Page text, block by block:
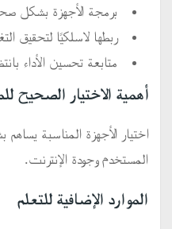
برمجة الأجهزة بشكل
ربطها لاسلكيًا لتحقيق
متابعة تحسين الأداء
أهمية الاختيار الصحيح
اختيار الأجهزة المناسبة
المستخدم وجودة الإنترنت.
الموارد الإضافية للتعلم